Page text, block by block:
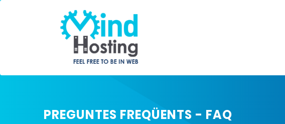
PREGUNTES FREQÜENTS - FAQ